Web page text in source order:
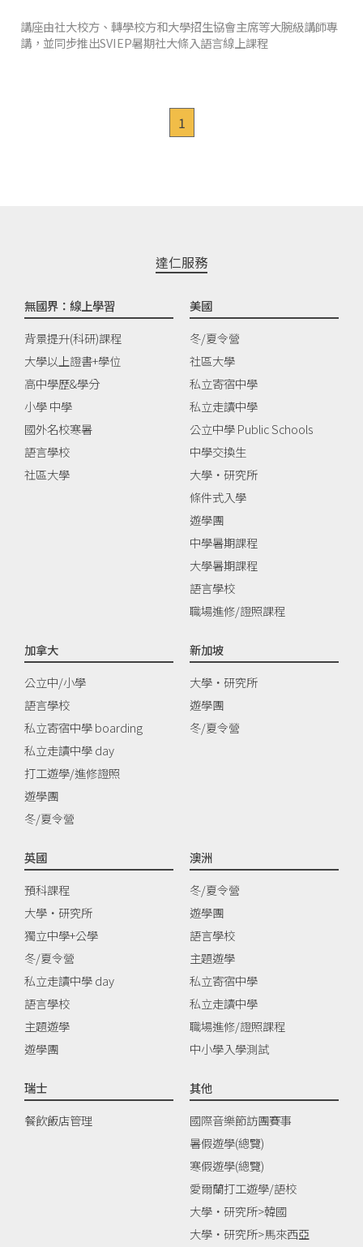
講座由社大校方、轉學校方和大學招生協會主席等大腕級講師專
講，並同步推出SVIEP暑期社大條入語言線上課程
1
達仁服務
無國界：線上學習
背景提升(科研)課程
大學以上證書+學位
高中學歷&學分
小學 中學
國外名校寒暑
語言學校
社區大學
美國
冬/夏令營
社區大學
私立寄宿中學
私立走讀中學
公立中學 Public Schools
中學交換生
大學‧研究所
條件式入學
遊學團
中學暑期課程
大學暑期課程
語言學校
職場進修/證照課程
加拿大
公立中/小學
語言學校
私立寄宿中學 boarding
私立走讀中學 day
打工遊學/進修證照
遊學團
冬/夏令營
新加坡
大學‧研究所
遊學團
冬/夏令營
英國
預科課程
大學‧研究所
獨立中學+公學
冬/夏令營
私立走讀中學 day
語言學校
主題遊學
遊學團
澳洲
冬/夏令營
遊學團
語言學校
主題遊學
私立寄宿中學
私立走讀中學
職場進修/證照課程
中小學入學測試
瑞士
餐飲飯店管理
其他
國際音樂節訪團賽事
暑假遊學(總覽)
寒假遊學(總覽)
愛爾蘭打工遊學/語校
大學‧研究所>韓國
大學‧研究所>馬來西亞